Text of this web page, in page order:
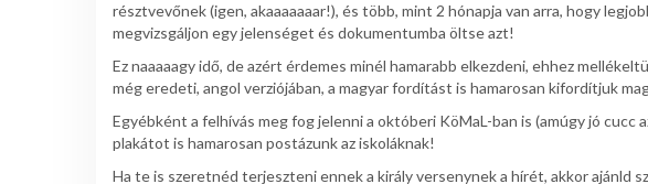
résztvevőnek (igen, akaaaaaaar!), és több, mint 2 hónapja van arra, hogy
megvizsgáljon egy jelenséget és dokumentumba öltse azt!
Ez naaaaagy idő, de azért érdemes minél hamarabb elkezdeni, ehhez
még eredeti, angol verziójában, a magyar fordítást is hamarosan kifordítjuk
Egyébként a felhívás meg fog jelenni a októberi KöMaL-ban is (amúgy jó cucc
plakátot is hamarosan postázunk az iskoláknak!
Ha te is szeretnéd terjeszteni ennek a király versenynek a hírét, akkor ajánld